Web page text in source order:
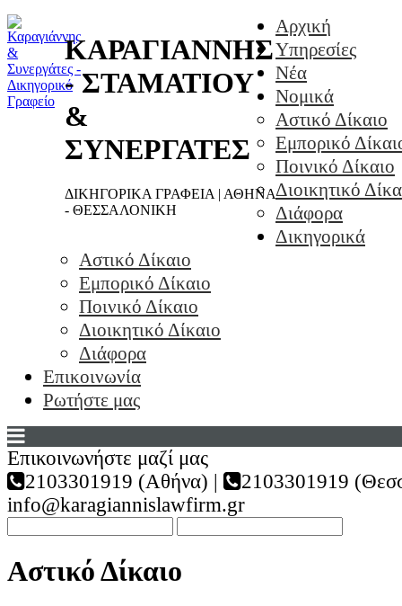
ΚΑΡΑΓΙΑΝΝΗΣ
- ΣΤΑΜΑΤΙΟΥ
&
ΣΥΝΕΡΓΑΤΕΣ
ΔΙΚΗΓΟΡΙΚΑ ΓΡΑΦΕΙΑ | ΑΘΗΝΑ
- ΘΕΣΣΑΛΟΝΙΚΗ
Αρχική
Υπηρεσίες
Νέα
Νομικά
Αστικό Δίκαιο
Εμπορικό
Ποινικό Δίκαιο
Διοικητικό
Διάφορα
Δικηγορικά
Αστικό Δίκαιο
Εμπορικό Δίκαιο
Ποινικό Δίκαιο
Διοικητικό Δίκαιο
Διάφορα
Επικοινωνία
Ρωτήστε μας
Επικοινωνήστε μαζί μας
2103301919 (Αθήνα) |
2103301919
info@karagiannislawfirm.gr
Αστικό Δίκαιο